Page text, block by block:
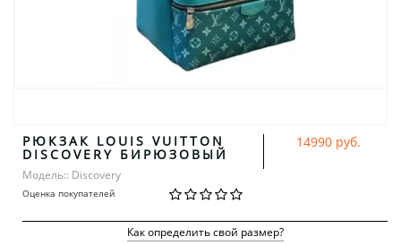
РЮКЗАК LOUIS VUITTON
DISCOVERY БИРЮЗОВЫЙ
Модель:: Discovery
Оценка покупателей
14990 руб.
Как определить свой размер?